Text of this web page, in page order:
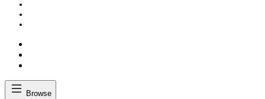
Browse